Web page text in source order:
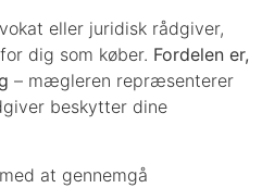
eller juridisk rådgiver,
dig som køber. Fordelen er,
– mægleren repræsenterer
beskytter dine
at gennemgå